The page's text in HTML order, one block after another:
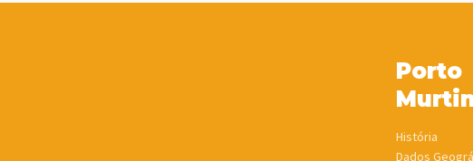
Porto
História
Dados